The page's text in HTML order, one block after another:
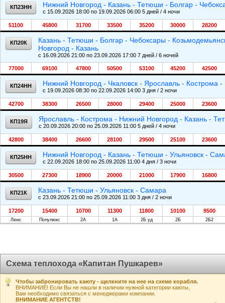
КП23НН Нижний Новгород - Казань - Тетюши - Болгар -
c 15.09.2026 18:00 по 19.09.2026 06:00 5 дней / 4 ночи
51100 45800 31700 33500 35200 30000 28200
КП20К
Казань - Тетюши - Болгар - Чебоксары -
Новгород - Казань
c 16.09.2026 21:00 по 23.09.2026 17:00 7 дней / 6 ночей
77000 69100 47800 50500 53100 45200 42500
КП24НН Нижний Новгород - Чкаловск - Ярославль - Кострома
c 19.09.2026 08:30 по 22.09.2026 14:00 3 дня / 2 ночи
42700 38300 26500 28000 29400 25000 23600
КП19Я Ярославль - Кострома - Нижний Новгород - Казань -
c 20.09.2026 20:00 по 25.09.2026 11:00 5 дней / 4 ночи
42800 38400 26600 28100 29500 25100 23600
КП25НН Нижний Новгород - Казань - Тетюши - Ульяновск -
c 22.09.2026 18:00 по 25.09.2026 11:00 4 дня / 3 ночи
30500 27300 18900 20000 21000 17900 16800
КП21К Казань - Тетюши - Ульяновск - Самара
c 23.09.2026 21:00 по 25.09.2026 11:00 3 дня / 2 ночи
17200 15400 10700 11300 11800 10100 9500
Люкс Полулюкс 2А 1А 2Б уд 2Б 2Б2
Схема теплохода «Капитан Пушкарев»
Чтобы забронировать каюту - щелкните на нее на схеме корабля.
ВНИМАНИЕ! Если Вы не нашли в наличии нужной категории каюты,
Вам необходимо связаться с менеджерами компании.
ВНИМАНИЕ АГЕНТСТВ!